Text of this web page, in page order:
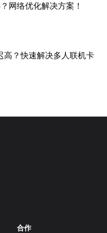
网络优化解决方案！
高？快速解决多人联机卡
合作